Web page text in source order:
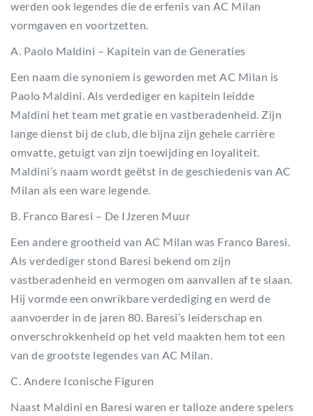
werden ook legendes die de erfenis van AC Milan
vormgaven en voortzetten.
A. Paolo Maldini – Kapitein van de Generaties
Een naam die synoniem is geworden met AC Milan is
Paolo Maldini. Als verdediger en kapitein leidde
Maldini het team met gratie en vastberadenheid. Zijn
lange dienst bij de club, die bijna zijn gehele carrière
omvatte, getuigt van zijn toewijding en loyaliteit.
Maldini’s naam wordt geëtst in de geschiedenis van AC
Milan als een ware legende.
B. Franco Baresi – De IJzeren Muur
Een andere grootheid van AC Milan was Franco Baresi.
Als verdediger stond Baresi bekend om zijn
vastberadenheid en vermogen om aanvallen af te slaan.
Hij vormde een onwrikbare verdediging en werd de
aanvoerder in de jaren 80. Baresi’s leiderschap en
onverschrokkenheid op het veld maakten hem tot een
van de grootste legendes van AC Milan.
C. Andere Iconische Figuren
Naast Maldini en Baresi waren er talloze andere spelers